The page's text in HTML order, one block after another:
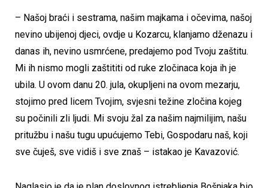
– Našoj braći i sestrama, našim majkama i očevima, našoj
nevino ubijenoj djeci, ovdje u Kozarcu, klanjamo dženazu i
danas ih, nevino usmrćene, predajemo pod Tvoju zaštitu.
Mi ih nismo mogli zaštititi od ruke zločinaca koja ih je
ubila. U ovom danu 20. jula, okupljeni na ovom mezarju,
stojimo pred licem Tvojim, svjesni težine zločina kojeg
su počinili zli ljudi. Mi svoju žal za našim najmilijim, našu
pritužbu i našu tugu upućujemo Tebi, Gospodaru naš, koji
sve čuješ, sve vidiš i sve znaš – istakao je Kavazović.